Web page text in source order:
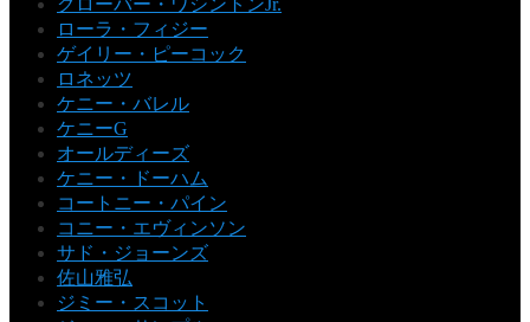
ローラ・フィジー
ゲイリー・ピーコック
ロネッツ
ケニー・バレル
ケニーG
オールディーズ
ケニー・ドーハム
コートニー・パイン
コニー・エヴィンソン
サド・ジョーンズ
佐山雅弘
ジミー・スコット